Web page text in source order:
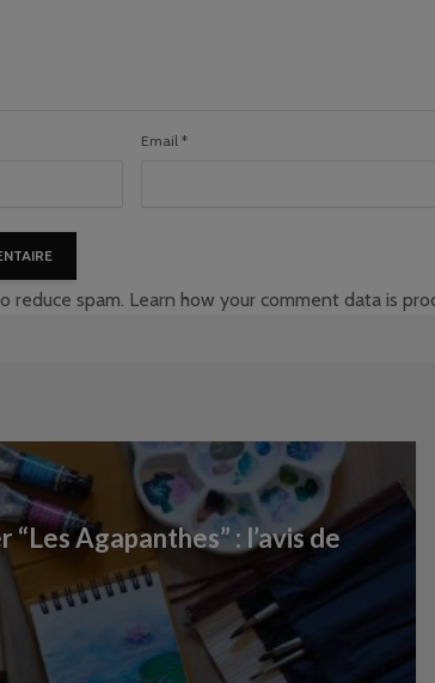
Email *
reduce spam. Learn how your comment data is
“Les Agapanthes” : l’avis de